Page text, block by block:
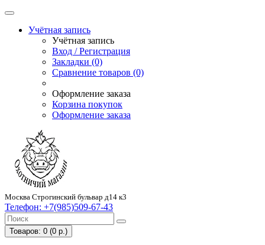
Учётная запись
Учётная запись
Вход / Регистрация
Закладки (0)
Сравнение товаров (0)
Оформление заказа
Корзина покупок
Оформление заказа
Москва Строгинский бульвар д14 к3
Телефон: +7(985)509-67-43
Товаров: 0 (0 р.)